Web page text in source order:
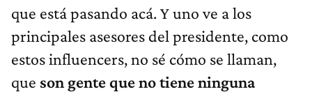
que está pasando acá. Y uno ve a los
principales asesores del presidente, como
estos influencers, no sé cómo se llaman,
que son gente que no tiene ninguna